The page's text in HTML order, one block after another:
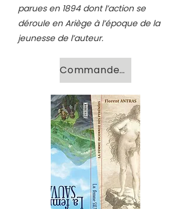
parues en 1894 dont l’action se
déroule en Ariège à l’époque de la
jeunesse de l’auteur.
Commander ce livre